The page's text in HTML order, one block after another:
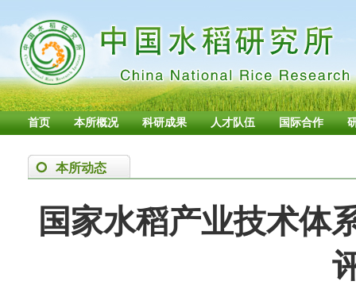
首页 本所概况 科研成果 人才队伍 国际合作
本所动态
国家水稻产业技术体